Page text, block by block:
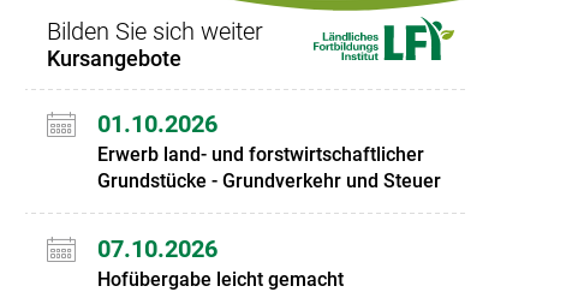
Bilden Sie sich weiter
Kursangebote
01.10.2026
Erwerb land- und forstwirtschaftlicher
Grundstücke - Grundverkehr und Steuer
07.10.2026
Hofübergabe leicht gemacht